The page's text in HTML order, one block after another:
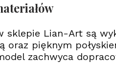
sklepie Lian-Art są
oraz pięknym
zachwyca